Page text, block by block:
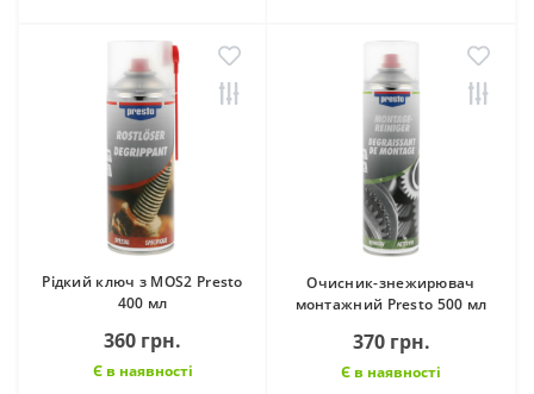
Рідкий ключ з МOS2 Presto
400 мл
360 грн.
Є в наявності
Очисник-знежирювач
монтажний Presto 500 мл
370 грн.
Є в наявності